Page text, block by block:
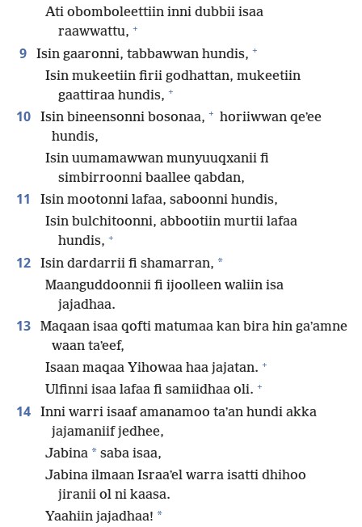
Ati obomboleettiin inni dubbii isaa
raawwattu, +
9 Isin gaaronni, tabbawwan hundis, +
Isin mukeetiin firii godhattan, mukeetiin
gaattiraa hundis, +
10 Isin bineensonni bosonaa, + horiiwwan qeʼee
hundis,
Isin uumamawwan munyuuqxanii fi
simbirroonni baallee qabdan,
11
Isin mootonni lafaa, saboonni hundis,
Isin bulchitoonni, abbootiin murtii lafaa
hundis, +
12 Isin dardarrii fi shamarran, *
Maanguddoonnii fi ijoolleen waliin isa
jajadhaa.
13
Maqaan isaa qofti matumaa kan bira hin gaʼamne
waan taʼeef,
Isaan maqaa Yihowaa haa jajatan. +
Ulfinni isaa lafaa fi samiidhaa oli. +
14
Inni warri isaaf amanamoo taʼan hundi akka
jajamaniif jedhee,
Jabina * saba isaa,
Jabina ilmaan Israaʼel warra isatti dhihoo
jiranii ol ni kaasa.
Yaahiin jajadhaa! *